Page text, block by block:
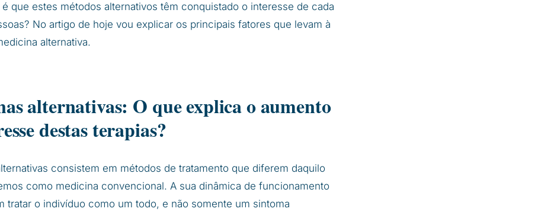
que estes métodos alternativos têm conquistado o interesse de cada
No artigo de hoje vou explicar os principais fatores que levam à
alternativa.
alternativas: O que explica o aumento
destas terapias?
consistem em métodos de tratamento que diferem daquilo
como medicina convencional. A sua dinâmica de funcionamento
tratar o indivíduo como um todo, e não somente um sintoma